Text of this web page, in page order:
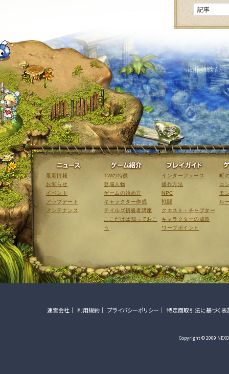
ニュース
最新情報
お知らせ
イベント
アップデート
メンテナンス
ゲーム紹介
TWの特徴
登場人物
ゲームの始め方
キャラクター作成
テイルズ初級者講座
ここだけは知っておこ
う
インターフェース
操作方法
NPC
戦闘
クエスト・チャプター
キャラクターの成長
ワープポイント
町
コ
モ
ル
運営会社 利用規約 プライバシーポリシー 特定商取引法に基づく表
Copyright © 2009